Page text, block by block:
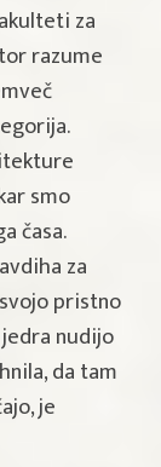
za
razume
smo
časa.
za
pristno
nudijo
da tam
je